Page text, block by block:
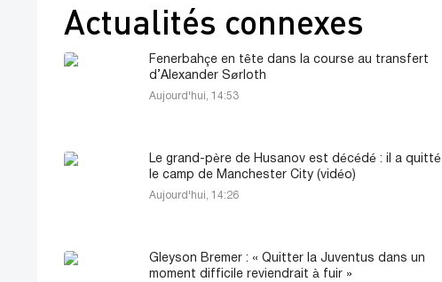
Actualités connexes
Fenerbahçe en tête dans la course au transfert
d’Alexander Sørloth
Aujourd'hui, 14:53
Le grand-père de Husanov est décédé : il a quitté
le camp de Manchester City (vidéo)
Aujourd'hui, 14:26
Gleyson Bremer : « Quitter la Juventus dans un
moment difficile reviendrait à fuir »